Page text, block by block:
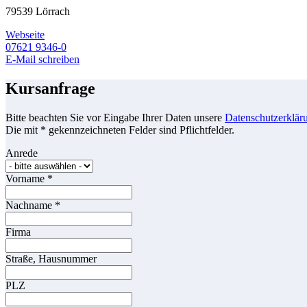
79539 Lörrach
Webseite
07621 9346-0
E-Mail schreiben
Kursanfrage
Bitte beachten Sie vor Eingabe Ihrer Daten unsere
Die mit * gekennzeichneten Felder sind Pflichtfelder.
Anrede
Vorname *
Nachname *
Firma
Straße, Hausnummer
PLZ